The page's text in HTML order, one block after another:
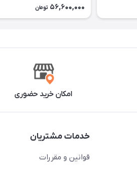
56,600,000 تومان
امکان خرید حضوری
خدمات مشتریان
قوانین و مقررات